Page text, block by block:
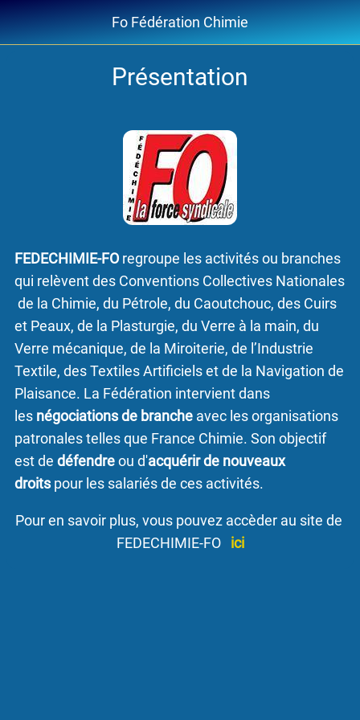
Fo Fédération Chimie
Présentation
FEDECHIMIE-FO regroupe les activités ou branches
qui relèvent des Conventions Collectives Nationales
de la Chimie, du Pétrole, du Caoutchouc, des Cuirs
et Peaux, de la Plasturgie, du Verre à la main, du
Verre mécanique, de la Miroiterie, de l’Industrie
Textile, des Textiles Artificiels et de la Navigation de
Plaisance. La Fédération intervient dans
les négociations de branche avec les organisations
patronales telles que France Chimie. Son objectif
est de défendreou d'acquérir de nouveaux
droits pour les salariés de ces activités.
Pour en savoir plus, vous pouvez accèder au site de
FEDECHIMIE-FO ici